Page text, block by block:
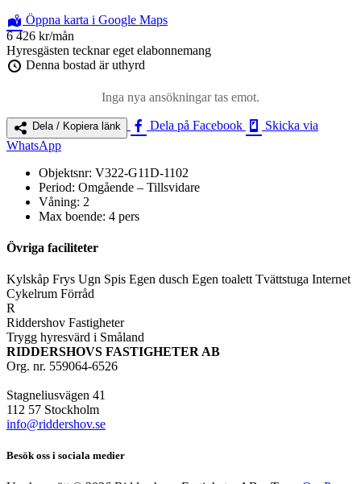
Öppna karta i Google Maps
6 426 kr/mån
Hyresgästen tecknar eget elabonnemang
Denna bostad är uthyrd
Inga nya ansökningar tas emot.
Dela / Kopiera länk Dela på Facebook
Skicka via
WhatsApp
Objektsnr: V322-G11D-1102
Period: Omgående – Tillsvidare
Våning: 2
Max boende: 4 pers
Övriga faciliteter
Kylskåp Frys Ugn Spis Egen dusch Egen toalett Tvättstuga Internet
Cykelrum Förråd
R
Riddershov Fastigheter
Trygg hyresvärd i Småland
RIDDERSHOVS FASTIGHETER AB
Org. nr. 559064-6526
Stagneliusvägen 41
112 57 Stockholm
info@riddershov.se
Besök oss i sociala medier